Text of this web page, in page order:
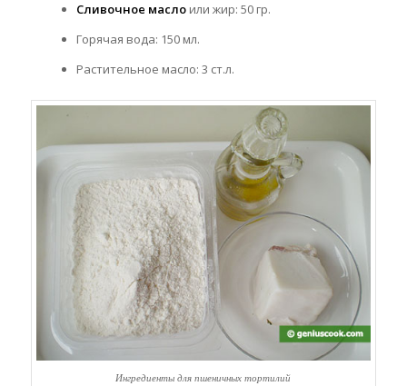
Сливочное маслоили жир: 50 гр.
Горячая вода: 150 мл.
Растительное масло: 3 ст.л.
Ингредиенты для пшеничных тортилий